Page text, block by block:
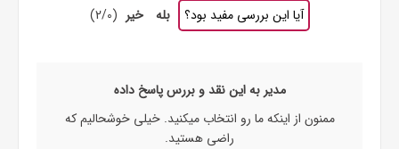
آیا این بررسی مفید بود؟
بله خیر (
2/0
)
مدیر به این نقد و بررس پاسخ داده
ممنون از اینکه ما رو انتخاب میکنید. خیلی خوشحالیم که
راضی هستید.